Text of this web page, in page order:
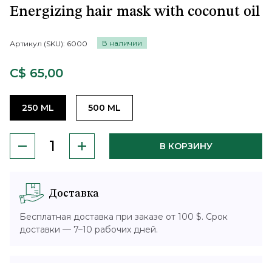
Energizing hair mask with coconut oil
Артикул (SKU): 6000 В наличии
C$ 65,00
250 ML 500 ML
В КОРЗИНУ
Доставка
Бесплатная доставка при заказе от 100 $. Срок
доставки — 7–10 рабочих дней.